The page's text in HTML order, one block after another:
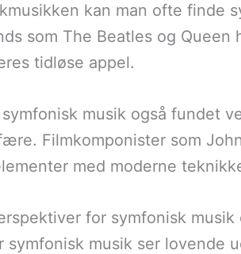
kan man ofte finde
som The Beatles og
tidløse appel.
symfonisk musik også fundet
Filmkomponister som
med moderne
for symfonisk
symfonisk musik ser